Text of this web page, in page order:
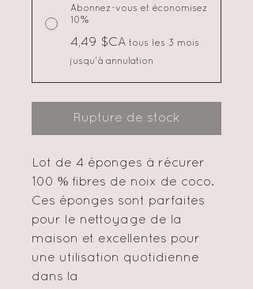
Abonnez-vous et économisez
10%
4,49 $CA tous les 3 mois
jusqu'à annulation
Rupture de stock
Lot de 4 éponges à récurer
100 % fibres de noix de coco.
Ces éponges sont parfaites
pour le nettoyage de la
maison et excellentes pour
une utilisation quotidienne
dans la